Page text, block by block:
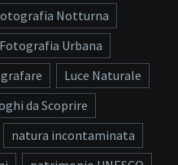
Notturna
Fotografia Urbana
Luce Naturale
da Scoprire
natura incontaminata